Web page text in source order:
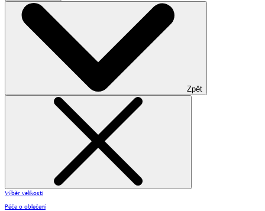
Zpět
Výběr velikosti
Péče o oblečení